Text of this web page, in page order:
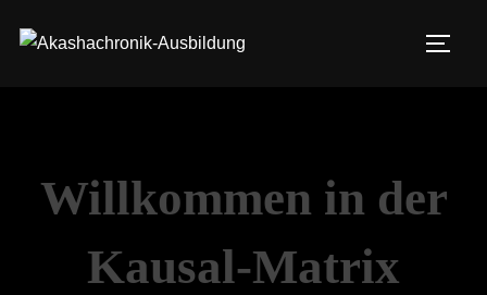
Willkommen in der
Kausal-Matrix